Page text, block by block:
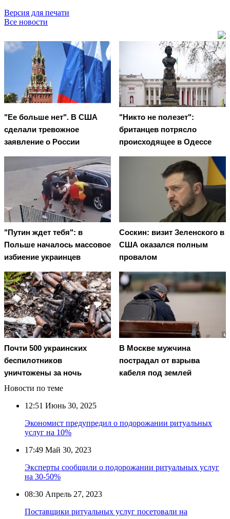
Версия для печати
Все новости
"Ее больше нет". В США
сделали тревожное
заявление о России
"Никто не полезет":
британцев потрясло
происходящее в Одессе
"Путин ждет тебя": в
Польше началось массовое
избиение украинцев
Соскин: визит Зеленского в
США оказался полным
провалом
Почти 500 украинских
беспилотников
уничтожены за ночь
В Москве мужчина
пострадал от взрыва
кабеля под землей
Новости по теме
12:51 Июнь 30, 2025
Экономист предупредил о подорожании ритуальных
услуг на 10%
17:49 Май 30, 2023
Эксперты сообщили о подорожании ритуальных услуг
на 30-50%
08:30 Апрель 27, 2023
Поставщики ритуальных услуг посетовали на